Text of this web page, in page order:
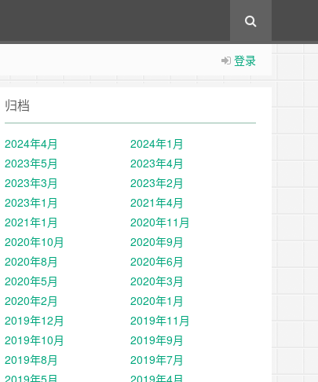
登录
归档
2024年4月
2024年1月
2023年5月
2023年4月
2023年3月
2023年2月
2023年1月
2021年4月
2021年1月
2020年11月
2020年10月
2020年9月
2020年8月
2020年6月
2020年5月
2020年3月
2020年2月
2020年1月
2019年12月
2019年11月
2019年10月
2019年9月
2019年8月
2019年7月
2019年5月
2019年4月